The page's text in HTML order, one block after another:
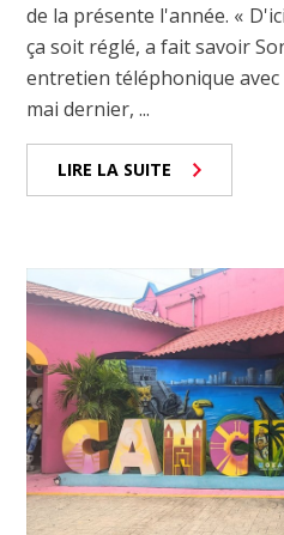
de la présente l'année. «
ça soit réglé, a fait savoir
entretien téléphonique avec
mai dernier, ...
LIRE LA SUITE